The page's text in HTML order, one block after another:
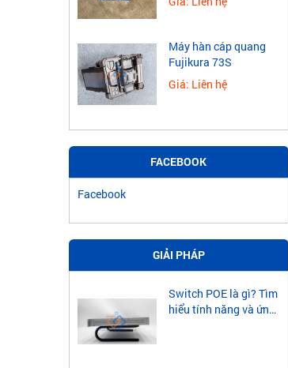
Máy hàn cáp quang
Fujikura 73S
Giá: Liên hệ
FACEBOOK
Facebook
GIẢI PHÁP
Switch POE là gì? Tìm
hiểu tính năng và ứng